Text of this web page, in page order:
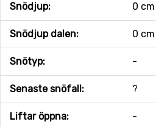
Snödjup: 0 cm
Snödjup dalen: 0 cm
Snötyp: -
Senaste snöfall: ?
Liftar öppna: -